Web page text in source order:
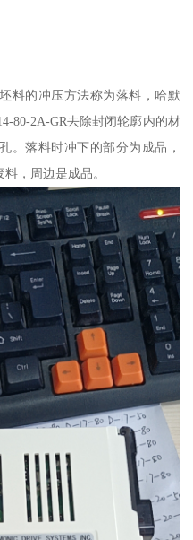
料的冲压方法称为落料，哈默
80-2A-GR去除封闭轮廓内的材
。落料时冲下的部分为成品，
，周边是成品。